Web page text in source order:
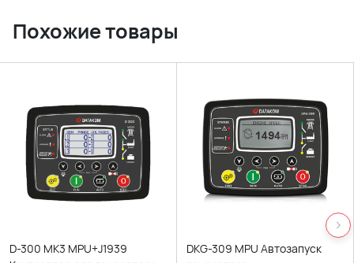
Похожие товары
D-300 MK3 MPU+J1939
DKG-309 MPU Автозапуск